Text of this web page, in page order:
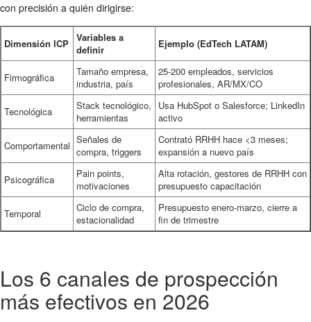
con precisión a quién dirigirse:
Dimensión ICP Variables a
definir
Ejemplo (EdTech LATAM)
Firmográfica
Tamaño empresa,
industria, país
25-200 empleados, servicios
profesionales, AR/MX/CO
Tecnológica
Stack tecnológico,
herramientas
Usa HubSpot o Salesforce; LinkedIn
activo
Comportamental Señales de
compra, triggers
Contrató RRHH hace <3 meses;
expansión a nuevo país
Psicográfica
Pain points,
motivaciones
Alta rotación, gestores de RRHH con
presupuesto capacitación
Temporal
Ciclo de compra,
estacionalidad
Presupuesto enero-marzo, cierre a
fin de trimestre
Los 6 canales de prospección
más efectivos en 2026